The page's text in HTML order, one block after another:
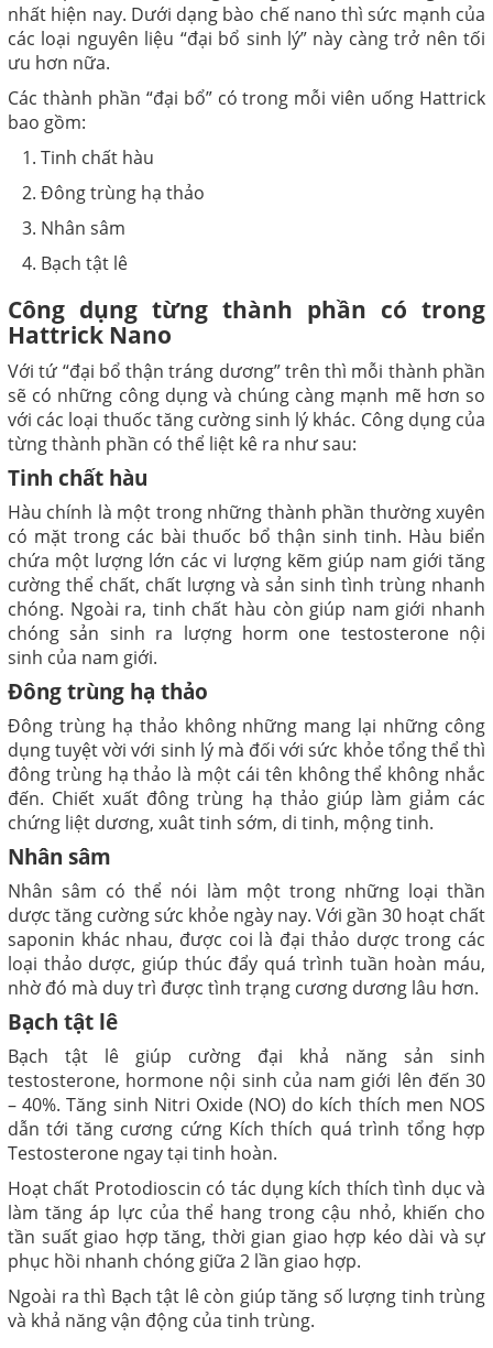
nhất hiện nay. Dưới dạng bào chế nano thì sức mạnh của
các loại nguyên liệu “đại bổ sinh lý” này càng trở nên tối
ưu hơn nữa.
Các thành phần “đại bổ” có trong mỗi viên uống Hattrick
bao gồm:
Tinh chất hàu
Đông trùng hạ thảo
Nhân sâm
Bạch tật lê
Công dụng từng thành phần có trong
Hattrick Nano
Với tứ “đại bổ thận tráng dương” trên thì mỗi thành phần
sẽ có những công dụng và chúng càng mạnh mẽ hơn so
với các loại thuốc tăng cường sinh lý khác. Công dụng của
từng thành phần có thể liệt kê ra như sau:
Tinh chất hàu
Hàu chính là một trong những thành phần thường xuyên
có mặt trong các bài thuốc bổ thận sinh tinh. Hàu biển
chứa một lượng lớn các vi lượng kẽm giúp nam giới tăng
cường thể chất, chất lượng và sản sinh tình trùng nhanh
chóng. Ngoài ra, tinh chất hàu còn giúp nam giới nhanh
chóng sản sinh ra lượng horm one testosterone nội
sinh của nam giới.
Đông trùng hạ thảo
Đông trùng hạ thảo không những mang lại những công
dụng tuyệt vời với sinh lý mà đối với sức khỏe tổng thể thì
đông trùng hạ thảo là một cái tên không thể không nhắc
đến. Chiết xuất đông trùng hạ thảo giúp làm giảm các
chứng liệt dương, xuât tinh sớm, di tinh, mộng tinh.
Nhân sâm
Nhân sâm có thể nói làm một trong những loại thần
dược tăng cường sức khỏe ngày nay. Với gần 30 hoạt chất
saponin khác nhau, được coi là đại thảo dược trong các
loại thảo dược, giúp thúc đẩy quá trình tuần hoàn máu,
nhờ đó mà duy trì được tình trạng cương dương lâu hơn.
Bạch tật lê
Bạch tật lê giúp cường đại khả năng sản sinh
testosterone, hormone nội sinh của nam giới lên đến 30
– 40%. Tăng sinh Nitri Oxide (NO) do kích thích men NOS
dẫn tới tăng cương cứng Kích thích quá trình tổng hợp
Testosterone ngay tại tinh hoàn.
Hoạt chất Protodioscin có tác dụng kích thích tình dục và
làm tăng áp lực của thể hang trong cậu nhỏ, khiến cho
tần suất giao hợp tăng, thời gian giao hợp kéo dài và sự
phục hồi nhanh chóng giữa 2 lần giao hợp.
Ngoài ra thì Bạch tật lê còn giúp tăng số lượng tinh trùng
và khả năng vận động của tinh trùng.